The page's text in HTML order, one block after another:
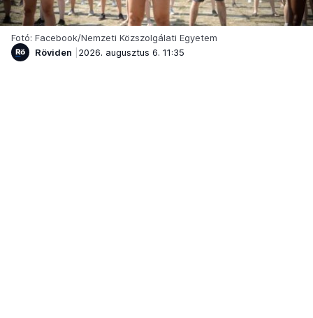
Fotó: Facebook/Nemzeti Közszolgálati Egyetem
Röviden
2026. augusztus 6. 11:35